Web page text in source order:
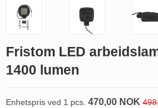
Fristom LED
1400 lumen
Enhetspris ved 1 pcs. 470,00 NOK